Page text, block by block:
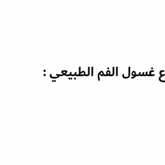
غسول الفم الطبيعي :